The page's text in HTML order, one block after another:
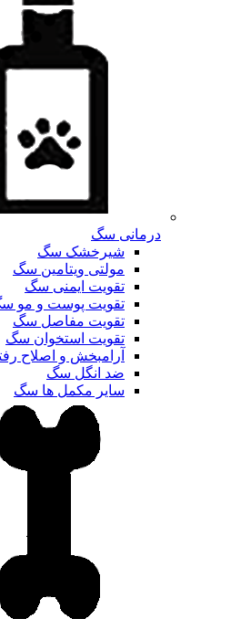
درمانی سگ
شیرخشک سگ
مولتی ویتامین سگ
تقویت ایمنی سگ
تقویت پوست و مو
تقویت مفاصل سگ
تقویت استخوان سگ
آرامبخش و اصلاح
ضد انگل سگ
سایر مکمل ها سگ